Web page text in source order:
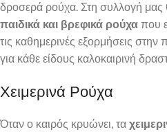
δροσερά ρούχα. Στη συλλογή μας
παιδικά και βρεφικά ρούχα που
τις καθημερινές εξορμήσεις
για κάθε είδους καλοκαιρινή
Χειμερινά Ρούχα
Όταν ο καιρός κρυώνει, τα